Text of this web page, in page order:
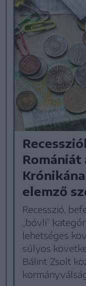
Romániát
elemző
Recesszió,
„bóvli”
lehetséges
súlyos
Bálint Zsolt